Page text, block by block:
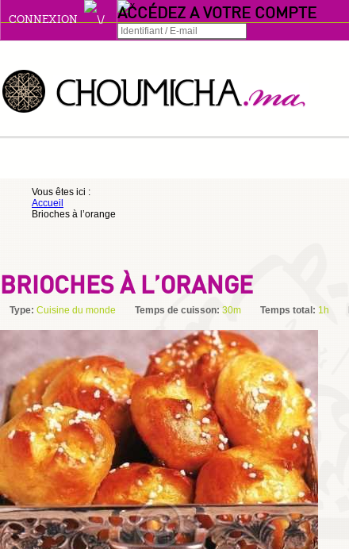
CONNEXION ACCÉDEZ A VOTRE COMPTE
Se souvenir de moi
S'INSCRIRE
Vous êtes ici :
Accueil
Brioches à l’orange
BRIOCHES À L’ORANGE
Type: Cuisine du monde Temps de cuisson: 30m Temps total: 1h